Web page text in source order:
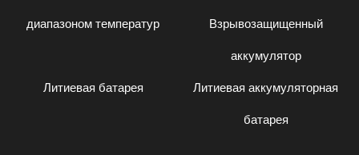
диапазоном температур Взрывозащищенный
аккумулятор
Литиевая батарея Литиевая аккумуляторная
батарея